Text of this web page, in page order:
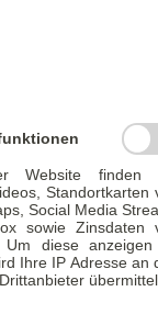
Website finden
Standortkarten
Social Media
sowie Zinsdaten
Um diese
Ihre IP Adresse an